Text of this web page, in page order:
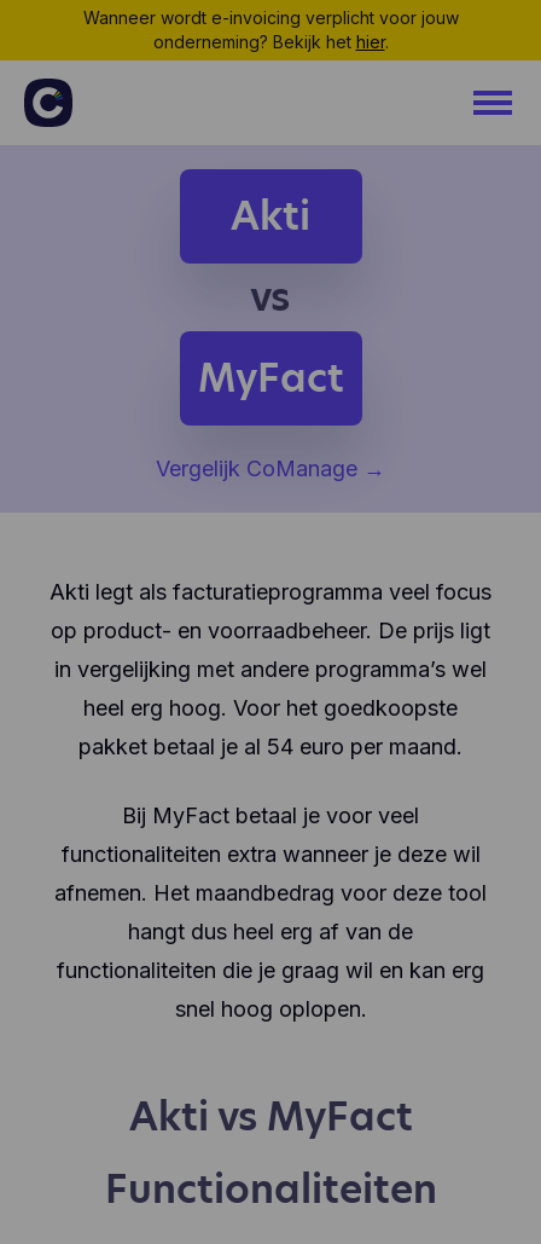
Wanneer wordt e-invoicing verplicht voor jouw
onderneming? Bekijk het hier.
Akti
vs
MyFact
Vergelijk CoManage →
Akti legt als facturatieprogramma veel focus
op product- en voorraadbeheer. De prijs ligt
in vergelijking met andere programma’s wel
heel erg hoog. Voor het goedkoopste
pakket betaal je al 54 euro per maand.
Bij MyFact betaal je voor veel
functionaliteiten extra wanneer je deze wil
afnemen. Het maandbedrag voor deze tool
hangt dus heel erg af van de
functionaliteiten die je graag wil en kan erg
snel hoog oplopen.
Akti vs MyFact
Functionaliteiten